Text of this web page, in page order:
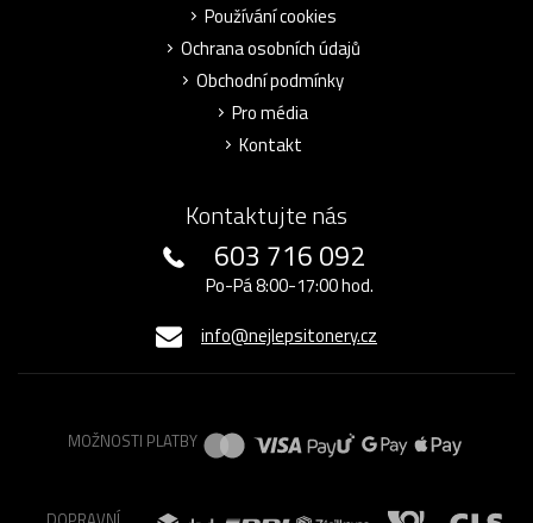
Používání cookies
Ochrana osobních údajů
Obchodní podmínky
Pro média
Kontakt
Kontaktujte nás
603 716 092
Po-Pá 8:00-17:00 hod.
info@nejlepsitonery.cz
MOŽNOSTI PLATBY